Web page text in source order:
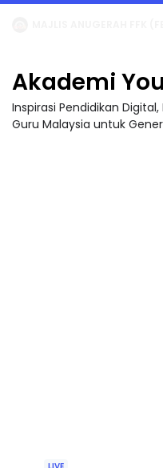
Akademi
Inspirasi Pendidikan
Guru Malaysia untuk